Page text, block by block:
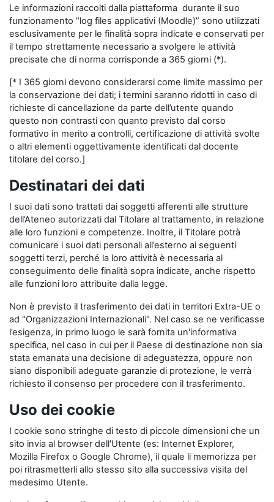
Le informazioni raccolti dalla piattaforma durante il suo
funzionamento “log files applicativi (Moodle)” sono utilizzati
esclusivamente per le finalità sopra indicate e conservati per
il tempo strettamente necessario a svolgere le attività
precisate che di norma corrisponde a 365 giorni (*).
[* I 365 giorni devono considerarsi come limite massimo per
la conservazione dei dati; i termini saranno ridotti in caso di
richieste di cancellazione da parte dell’utente quando
questo non contrasti con quanto previsto dal corso
formativo in merito a controlli, certificazione di attività svolte
o altri elementi oggettivamente identificati dal docente
titolare del corso.]
Destinatari dei dati
I suoi dati sono trattati dai soggetti afferenti alle strutture
dell’Ateneo autorizzati dal Titolare al trattamento, in relazione
alle loro funzioni e competenze. Inoltre, il Titolare potrà
comunicare i suoi dati personali all’esterno ai seguenti
soggetti terzi, perché la loro attività è necessaria al
conseguimento delle finalità sopra indicate, anche rispetto
alle funzioni loro attribuite dalla legge.
Non è previsto il trasferimento dei dati in territori Extra-UE o
ad "Organizzazioni Internazionali". Nel caso se ne verificasse
l’esigenza, in primo luogo le sarà fornita un'informativa
specifica, nel caso in cui per il Paese di destinazione non sia
stata emanata una decisione di adeguatezza, oppure non
siano disponibili adeguate garanzie di protezione, le verrà
richiesto il consenso per procedere con il trasferimento.
Uso dei cookie
I cookie sono stringhe di testo di piccole dimensioni che un
sito invia al browser dell'Utente (es: Internet Explorer,
Mozilla Firefox o Google Chrome), il quale li memorizza per
poi ritrasmetterli allo stesso sito alla successiva visita del
medesimo Utente.